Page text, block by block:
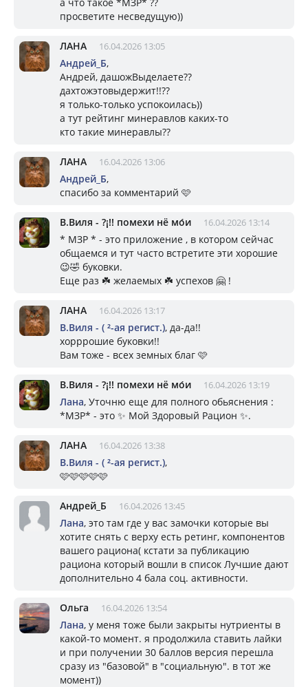
просветите несведущую))
ЛАНА 16.04.2026 13:05
Андрей_Б,
Андрей, дашожВыделаете??
дахтожэтовыдержит!!??
я только-только успокоилась))
а тут рейтинг минеравлов каких-то
кто такие минеравлы??
ЛАНА 16.04.2026 13:06
Андрей_Б,
спасибо за комментарий 🩷
В.Виля - ?¡!! помехи нё мо́и 16.04.2026 13:14
* МЗР * - это приложение , в котором сейчас
общаемся и тут часто встретите эти хорошие
😉🤣 буковки.
Еще раз ☘️ желаемых ☘️ успехов 🤗 !
ЛАНА 16.04.2026 13:17
В.Виля - ( ²-ая регист.), да-да!!
хорррошие буковки!!
Вам тоже - всех земных благ 🩷
В.Виля - ?¡!! помехи нё мо́и 16.04.2026 13:19
Лана, Уточню еще для полного обьяснения :
*МЗР* - это ✨ Мой Здоровый Рацион ✨.
ЛАНА 16.04.2026 13:38
В.Виля - ( ²-ая регист.),
🩷🩷🩷🩷🩷
Андрей_Б 16.04.2026 13:45
Лана, это там где у вас замочки которые вы
хотите снять с верху есть ретинг, компонентов
вашего рациона( кстати за публикацию
рациона который вошли в список Лучшие дают
дополнительно 4 бала соц. активности.
Ольга 16.04.2026 13:54
Лана, у меня тоже были закрыты нутриенты в
какой-то момент. я продолжила ставить лайки
и при получении 30 баллов версия перешла
сразу из "базовой" в "социальную". в тот же
момент))